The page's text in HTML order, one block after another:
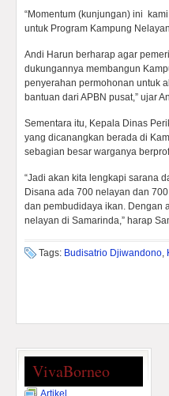
“Momentum (kunjungan) ini
untuk Program Kampung
Andi Harun berharap agar
dukungannya membangun
penyerahan permohonan untuk
bantuan dari APBN pusat,” ujar
Sementara itu, Kepala Dinas
yang dicanangkan berada di
sebagian besar warganya
“Jadi akan kita lengkapi sarana
Disana ada 700 nelayan dan
dan pembudidaya ikan. Dengan
nelayan di Samarinda,” harap
Tags: Budisatrio Djiwandono,
VivaBorneo
Artikel